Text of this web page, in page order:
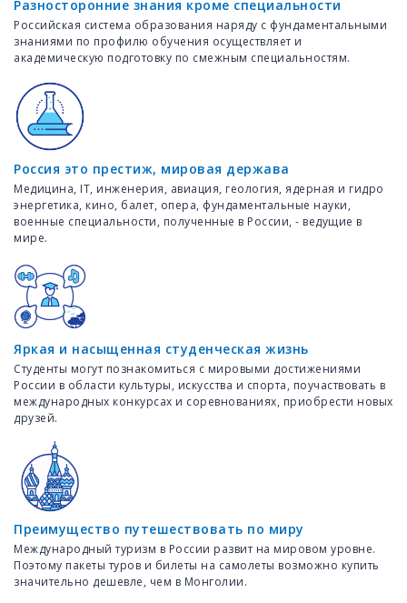
Разносторонние знания кроме специальности
Российская система образования наряду с фундаментальными
знаниями по профилю обучения осуществляет и
академическую подготовку по смежным специальностям.
Россия это престиж, мировая держава
Медицина, IT, инженерия, авиация, геология, ядерная и гидро
энергетика, кино, балет, опера, фундаментальные науки,
военные специальности, полученные в России, - ведущие в
мире.
Яркая и насыщенная студенческая жизнь
Студенты могут познакомиться с мировыми достижениями
России в области культуры, искусства и спорта, поучаствовать в
международных конкурсах и соревнованиях, приобрести новых
друзей.
Преимущество путешествовать по миру
Международный туризм в России развит на мировом уровне.
Поэтому пакеты туров и билеты на самолеты возможно купить
значительно дешевле, чем в Монголии.